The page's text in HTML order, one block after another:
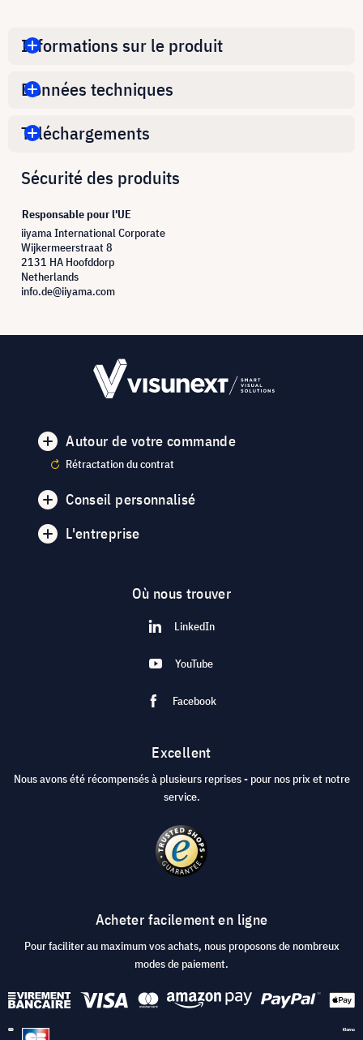
Informations sur le produit
Données techniques
Téléchargements
Sécurité des produits
Responsable pour l'UE
iiyama International Corporate
Wijkermeerstraat 8
2131 HA Hoofddorp
Netherlands
info.de@iiyama.com
Autour de votre commande
Rétractation du contrat
Conseil personnalisé
L'entreprise
Où nous trouver
LinkedIn
YouTube
Facebook
Excellent
Nous avons été récompensés à plusieurs reprises - pour nos prix et notre
service.
Acheter facilement en ligne
Pour faciliter au maximum vos achats, nous proposons de nombreux
modes de paiement.